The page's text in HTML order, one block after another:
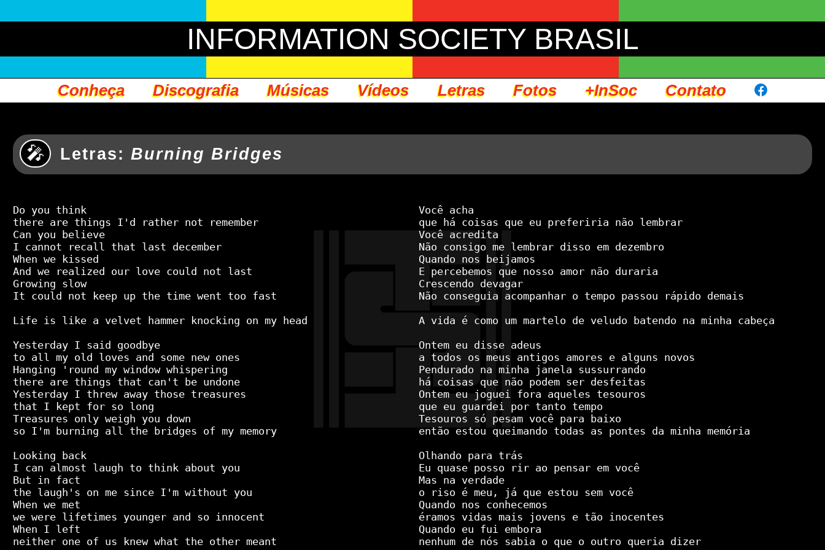
INFORMATION SOCIETY BRASIL
Conheça Discografia Músicas Vídeos Letras Fotos +InSoc Contato
🎤 Letras: Burning Bridges
Do you think
there are things I'd rather not remember
Can you believe
I cannot recall that last december
When we kissed
And we realized our love could not last
Growing slow
It could not keep up the time went too fast
Life is like a velvet hammer knocking on my head
Yesterday I said goodbye
to all my old loves and some new ones
Hanging 'round my window whispering
there are things that can't be undone
Yesterday I threw away those treasures
that I kept for so long
Treasures only weigh you down
so I'm burning all the bridges of my memory
Looking back
I can almost laugh to think about you
But in fact
the laugh's on me since I'm without you
When we met
we were lifetimes younger and so innocent
When I left
neither one of us knew what the other meant
Você acha
que há coisas que eu preferiria não lembrar
Você acredita
Não consigo me lembrar disso em dezembro
Quando nos beijamos
E percebemos que nosso amor não duraria
Crescendo devagar
Não conseguia acompanhar o tempo passou rápido demais
A vida é como um martelo de veludo batendo na minha cabeça
Ontem eu disse adeus
a todos os meus antigos amores e alguns novos
Pendurado na minha janela sussurrando
há coisas que não podem ser desfeitas
Ontem eu joguei fora aqueles tesouros
que eu guardei por tanto tempo
Tesouros só pesam você para baixo
então estou queimando todas as pontes da minha memória
Olhando para trás
Eu quase posso rir ao pensar em você
Mas na verdade
o riso é meu, já que estou sem você
Quando nos conhecemos
éramos vidas mais jovens e tão inocentes
Quando eu fui embora
nenhum de nós sabia o que o outro queria dizer